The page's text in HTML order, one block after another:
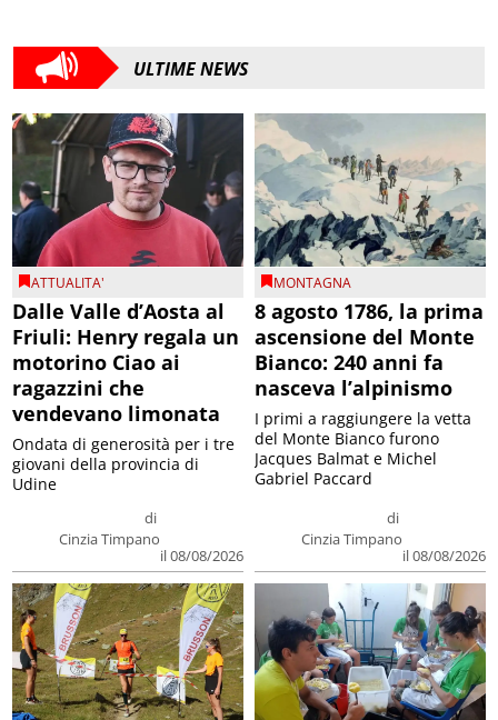
ULTIME NEWS
ATTUALITA'
Dalle Valle d’Aosta al
Friuli: Henry regala un
motorino Ciao ai
ragazzini che
vendevano limonata
di
Cinzia Timpano
il 08/08/2026
Ondata di generosità per i tre
giovani della provincia di
Udine
MONTAGNA
8 agosto 1786, la prima
ascensione del Monte
Bianco: 240 anni fa
nasceva l’alpinismo
di
Cinzia Timpano
il 08/08/2026
I primi a raggiungere la vetta
del Monte Bianco furono
Jacques Balmat e Michel
Gabriel Paccard